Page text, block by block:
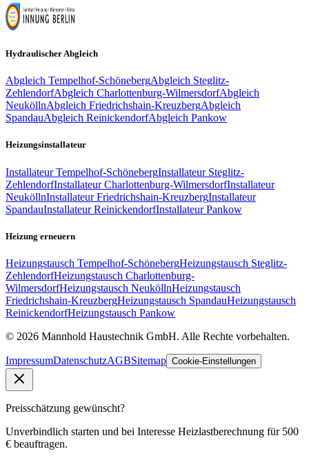
Hydraulischer Abgleich
Abgleich Tempelhof-SchönebergAbgleich Steglitz-
ZehlendorfAbgleich Charlottenburg-WilmersdorfAbgleich
NeuköllnAbgleich Friedrichshain-KreuzbergAbgleich
SpandauAbgleich ReinickendorfAbgleich Pankow
Heizungsinstallateur
Installateur Tempelhof-SchönebergInstallateur Steglitz-
ZehlendorfInstallateur Charlottenburg-WilmersdorfInstallateur
NeuköllnInstallateur Friedrichshain-KreuzbergInstallateur
SpandauInstallateur ReinickendorfInstallateur Pankow
Heizung erneuern
Heizungstausch Tempelhof-SchönebergHeizungstausch Steglitz-
ZehlendorfHeizungstausch Charlottenburg-
WilmersdorfHeizungstausch NeuköllnHeizungstausch
Friedrichshain-KreuzbergHeizungstausch SpandauHeizungstausch
ReinickendorfHeizungstausch Pankow
© 2026 Mannhold Haustechnik GmbH. Alle Rechte vorbehalten.
ImpressumDatenschutzAGBSitemap Cookie-Einstellungen
Preisschätzung gewünscht?
Unverbindlich starten und bei Interesse Heizlastberechnung für 500
€ beauftragen.